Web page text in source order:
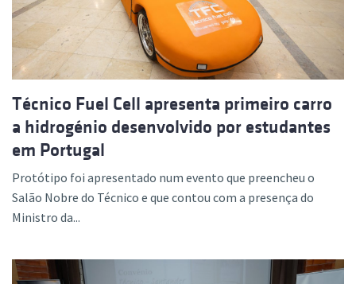
Técnico Fuel Cell apresenta primeiro carro
a hidrogénio desenvolvido por estudantes
em Portugal
Protótipo foi apresentado num evento que preencheu o
Salão Nobre do Técnico e que contou com a presença do
Ministro da...